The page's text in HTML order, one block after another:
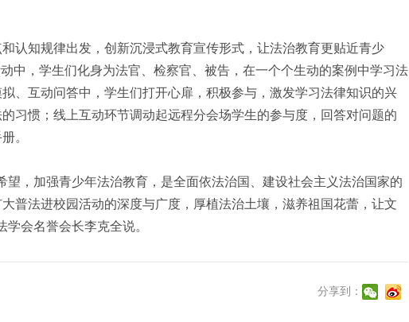
知规律出发，创新沉浸式教育宣传形式，让法治教育更贴近青少
中，学生们化身为法官、检察官、被告，在一个个生动的案例中学习法
、互动问答中，学生们打开心扉，积极参与，激发学习法律知识的兴
习惯；线上互动环节调动起远程分会场学生的参与度，回答对问题的
。
，加强青少年法治教育，是全面依法治国、建设社会主义法治国家的
普法进校园活动的深度与广度，厚植法治土壤，滋养祖国花蕾，让文
会名誉会长李克全说。
分享到：